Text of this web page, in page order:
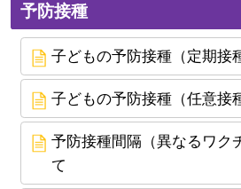
予防接種
子どもの予防接種（定期接
子どもの予防接種（任意接
予防接種間隔（異なるワク
て